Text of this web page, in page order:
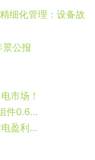
细化管理：设备故
公报
市场！
【价格风向标1111】EPC2.5元/W，组件0.688元/W，近期光伏设备、EPC、监理等价格信息
脱硫燃煤标杆电价将成历史！光伏发电盈利能力进一步减弱，降本压力加大！